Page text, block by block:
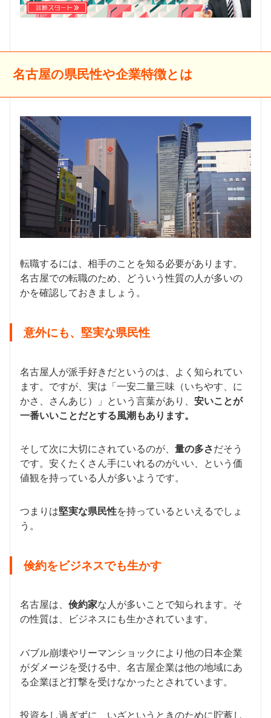
名古屋の県民性や企業特徴とは
転職するには、相手のことを知る必要があります。
名古屋での転職のため、どういう性質の人が多いの
かを確認しておきましょう。
意外にも、堅実な県民性
名古屋人が派手好きだというのは、よく知られてい
ます。ですが、実は「一安二量三味（いちやす、に
かさ、さんあじ）」という言葉があり、 安いことが
一番いいことだとする風潮もあります。
そして次に大切にされているのが、 量の多さだそう
です。安くたくさん手にいれるのがいい、という価
値観を持っている人が多いようです。
つまりは堅実な県民性を持っているといえるでしょ
う。
倹約をビジネスでも生かす
名古屋は、 倹約家な人が多いことで知られます。そ
の性質は、ビジネスにも生かされています。
バブル崩壊やリーマンショックにより他の日本企業
がダメージを受ける中、名古屋企業は他の地域にあ
る企業ほど打撃を受けなかったとされています。
投資をし過ぎずに、いざというときのために貯蓄し